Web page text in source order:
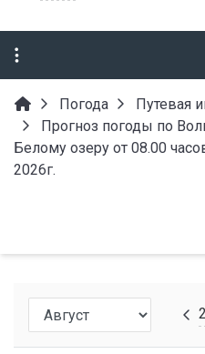
Погода Путевая
Прогноз погоды по
Белому озеру от 08.00
2026г.